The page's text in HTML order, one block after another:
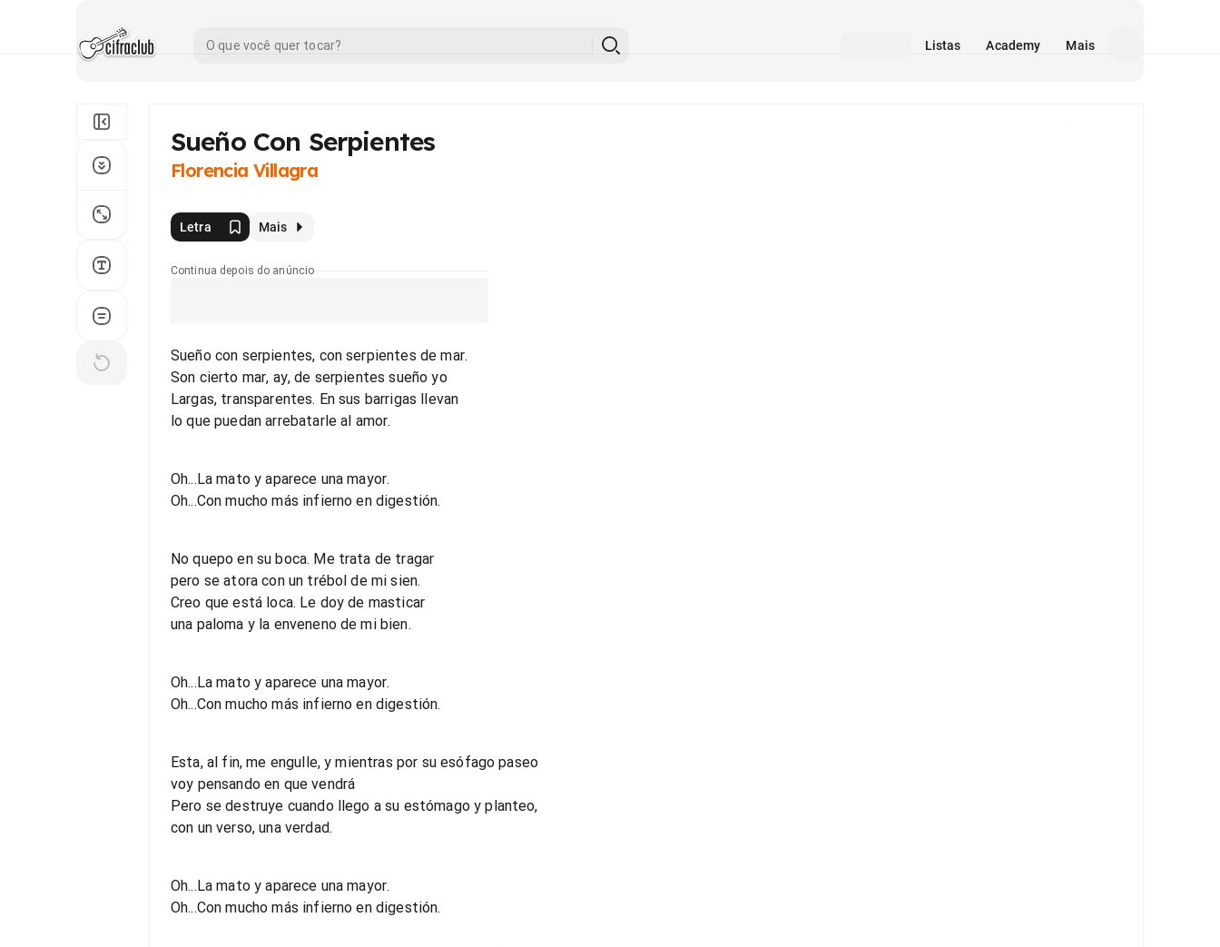
Listas Academy Mais
Sueño Con Serpientes
Florencia Villagra
Letra Mais
Continua depois do anúncio
Sueño con serpientes, con serpientes de mar.
Son cierto mar, ay, de serpientes sueño yo
Largas, transparentes. En sus barrigas llevan
lo que puedan arrebatarle al amor.
Oh...La mato y aparece una mayor.
Oh...Con mucho más infierno en digestión.
No quepo en su boca. Me trata de tragar
pero se atora con un trébol de mi sien.
Creo que está loca. Le doy de masticar
una paloma y la enveneno de mi bien.
Oh...La mato y aparece una mayor.
Oh...Con mucho más infierno en digestión.
Esta, al fin, me engulle, y mientras por su esófago paseo
voy pensando en que vendrá
Pero se destruye cuando llego a su estómago y planteo,
con un verso, una verdad.
Oh...La mato y aparece una mayor.
Oh...Con mucho más infierno en digestión.